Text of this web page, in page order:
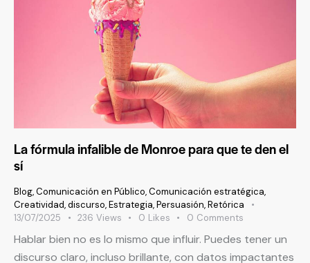
La fórmula infalible de Monroe para que te den el
sí
Blog,Comunicación en Público,Comunicación estratégica,
Creatividad,discurso,Estrategia,Persuasión,Retórica
13/07/2025
236 Views 0 Likes 0 Comments
Hablar bien no es lo mismo que influir. Puedes tener un
discurso claro, incluso brillante, con datos impactantes